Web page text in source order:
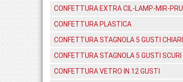
CONFETTURA EXTRA CIL-LAMP-MIR-PRU
CONFETTURA PLASTICA
CONFETTURA STAGNOLA 5 GUSTI CHIARI
CONFETTURA STAGNOLA 5 GUSTI SCURI
CONFETTURA VETRO IN 12 GUSTI